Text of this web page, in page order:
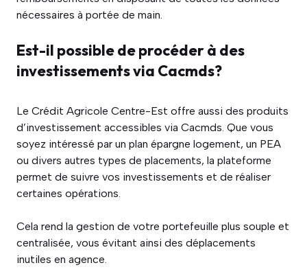
nécessaires à portée de main.
Est-il possible de procéder à des
investissements via Cacmds?
Le Crédit Agricole Centre-Est offre aussi des produits
d’investissement accessibles via Cacmds. Que vous
soyez intéressé par un plan épargne logement, un PEA
ou divers autres types de placements, la plateforme
permet de suivre vos investissements et de réaliser
certaines opérations.
Cela rend la gestion de votre portefeuille plus souple et
centralisée, vous évitant ainsi des déplacements
inutiles en agence.